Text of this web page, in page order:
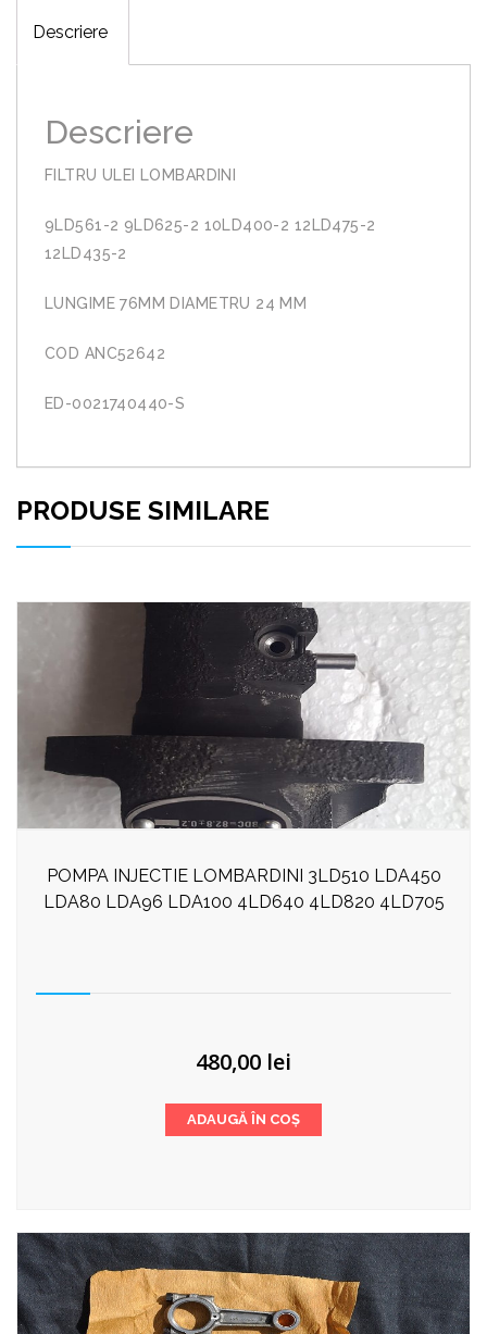
Descriere
Descriere
FILTRU ULEI LOMBARDINI
9LD561-2 9LD625-2 10LD400-2 12LD475-2
12LD435-2
LUNGIME 76MM DIAMETRU 24 MM
COD ANC52642
ED-0021740440-S
PRODUSE SIMILARE
POMPA INJECTIE LOMBARDINI 3LD510 LDA450
LDA80 LDA96 LDA100 4LD640 4LD820 4LD705
480,00 lei
ADAUGĂ ÎN COȘ